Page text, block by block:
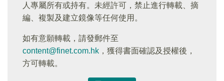
人專屬所有或持有。未經許可，禁止進行轉載、摘
編、複製及建立鏡像等任何使用。
如有意願轉載，請發郵件至
content@finet.com.hk ，獲得書面確認及授權後，
方可轉載。